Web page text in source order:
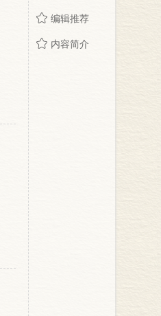
编辑推荐
内容简介